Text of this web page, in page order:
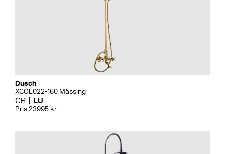
Dusch
XCOL022-160 Mässing
CR LU
Pris 23995 kr